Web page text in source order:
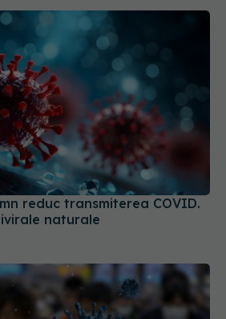
reduc transmiterea COVID.
naturale